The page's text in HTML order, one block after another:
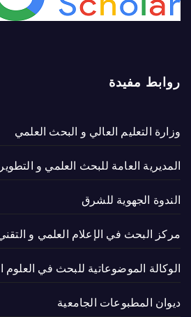
روابط مفيدة
وزارة التعليم العالي و البحث العلمي
المديرية العامة للبحث العلمي و
الندوة الجهوية للشرق
مركز البحث في الإعلام العلمي و
الوكالة الموضوعاتية للبحث في العلوم
ديوان المطبوعات الجامعية